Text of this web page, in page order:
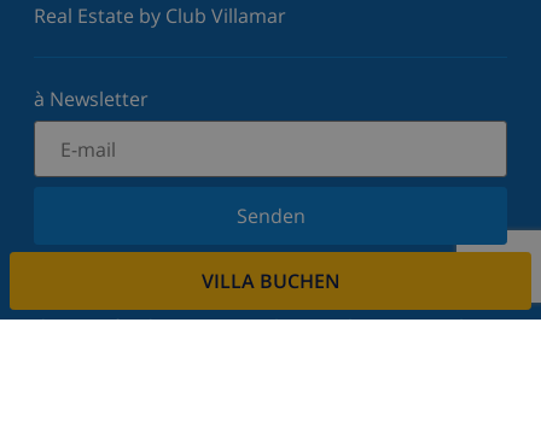
VILLA BUCHEN
Real Estate by Club Villamar
à Newsletter
Senden
Melden Sie sich für unseren Newsletter an und
dem Laufenden. Wir respektieren Ihre Privatsphäre.